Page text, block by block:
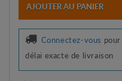
AJOUTER AU PANIER
Connectez-vous
délai exacte de livraison